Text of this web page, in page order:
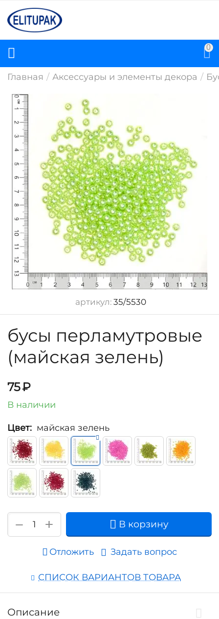
0
Главная / Аксессуары и элементы декора /
артикул: 35/5530
бусы перламутровые
(майская зелень)
75₽
В наличии
Цвет: майская зелень
+
− В корзину
Отложить Задать вопрос
СПИСОК ВАРИАНТОВ ТОВАРА
Описание